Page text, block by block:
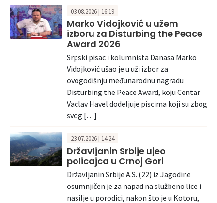
03.08.2026 | 16:19
Marko Vidojković u užem
izboru za Disturbing the Peace
Award 2026
Srpski pisac i kolumnista Danasa Marko
Vidojković ušao je u uži izbor za
ovogodišnju međunarodnu nagradu
Disturbing the Peace Award, koju Centar
Vaclav Havel dodeljuje piscima koji su zbog
svog […]
23.07.2026 | 14:24
Državljanin Srbije ujeo
policajca u Crnoj Gori
Državljanin Srbije A.S. (22) iz Jagodine
osumnjičen je za napad na službeno lice i
nasilje u porodici, nakon što je u Kotoru,